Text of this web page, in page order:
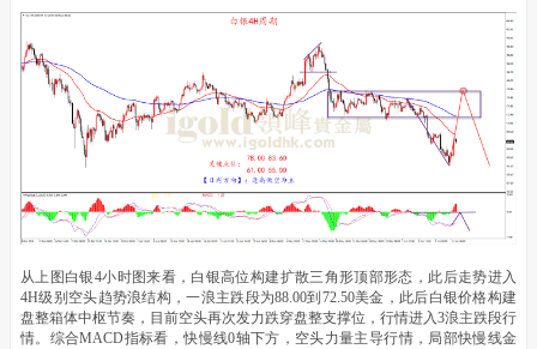
从上图白银4小时图来看，白银高位构建扩散三角形顶部形态，此后走势进入
4H级别空头趋势浪结构，一浪主跌段为88.00到72.50美金，此后白银价格构建
盘整箱体中枢节奏，目前空头再次发力跌穿盘整支撑位，行情进入3浪主跌段行
情。综合MACD指标看，快慢线0轴下方，空头力量主导行情，局部快慢线金